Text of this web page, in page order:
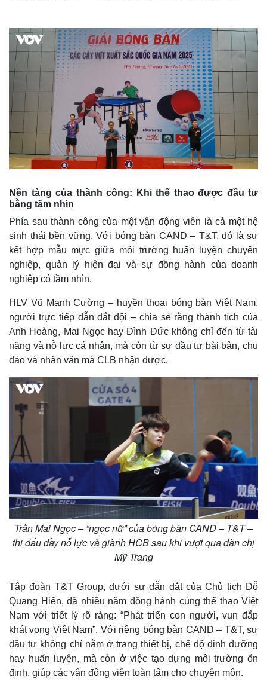
Thế giới
Quan sát
Cuộc sống đó đây
Multimedia
Video
E-Magazine
Infographic
Nền tảng của thành công: Khi thể thao được đầu tư
bằng tầm nhìn
Phía sau thành công của một vận động viên là cả một hệ
sinh thái bền vững. Với bóng bàn CAND – T&T, đó là sự
kết hợp mẫu mực giữa môi trường huấn luyện chuyên
nghiệp, quản lý hiện đại và sự đồng hành của doanh
nghiệp có tầm nhìn.
HLV Vũ Mạnh Cường – huyền thoại bóng bàn Việt Nam,
người trực tiếp dẫn dắt đội – chia sẻ rằng thành tích của
Anh Hoàng, Mai Ngọc hay Đình Đức không chỉ đến từ tài
năng và nỗ lực cá nhân, mà còn từ sự đầu tư bài bản, chu
đáo và nhân văn mà CLB nhận được.
Trần Mai Ngọc – “ngọc nữ” của bóng bàn CAND – T&T –
thi đấu đầy nỗ lực và giành HCB sau khi vượt qua đàn chị
Mỹ Trang
Tập đoàn T&T Group, dưới sự dẫn dắt của Chủ tịch Đỗ
Quang Hiển, đã nhiều năm đồng hành cùng thể thao Việt
Nam với triết lý rõ ràng: “Phát triển con người, vun đắp
khát vọng Việt Nam”. Với riêng bóng bàn CAND – T&T, sự
đầu tư không chỉ nằm ở trang thiết bị, chế độ dinh dưỡng
hay huấn luyện, mà còn ở việc tạo dựng môi trường ổn
định, giúp các vận động viên toàn tâm cho chuyên môn.